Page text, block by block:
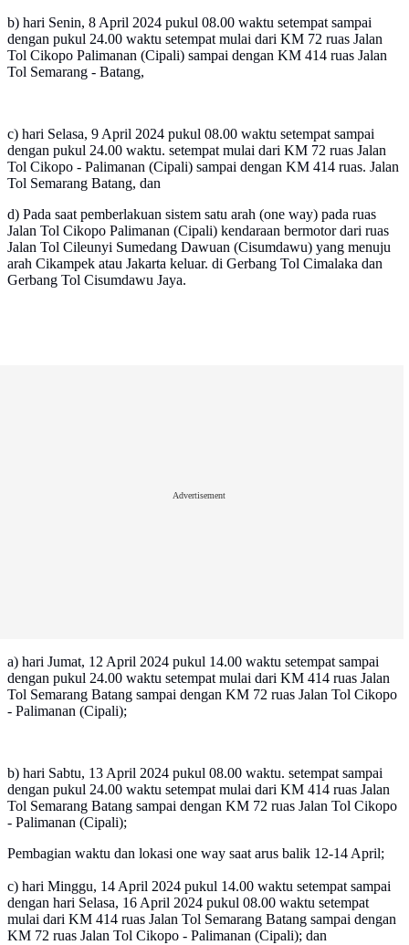
b) hari Senin, 8 April 2024 pukul 08.00 waktu setempat sampai
dengan pukul 24.00 waktu setempat mulai dari KM 72 ruas Jalan
Tol Cikopo Palimanan (Cipali) sampai dengan KM 414 ruas Jalan
Tol Semarang - Batang,
c) hari Selasa, 9 April 2024 pukul 08.00 waktu setempat sampai
dengan pukul 24.00 waktu. setempat mulai dari KM 72 ruas Jalan
Tol Cikopo - Palimanan (Cipali) sampai dengan KM 414 ruas. Jalan
Tol Semarang Batang, dan
d) Pada saat pemberlakuan sistem satu arah (one way) pada ruas
Jalan Tol Cikopo Palimanan (Cipali) kendaraan bermotor dari ruas
Jalan Tol Cileunyi Sumedang Dawuan (Cisumdawu) yang menuju
arah Cikampek atau Jakarta keluar. di Gerbang Tol Cimalaka dan
Gerbang Tol Cisumdawu Jaya.
Advertisement
a) hari Jumat, 12 April 2024 pukul 14.00 waktu setempat sampai
dengan pukul 24.00 waktu setempat mulai dari KM 414 ruas Jalan
Tol Semarang Batang sampai dengan KM 72 ruas Jalan Tol Cikopo
- Palimanan (Cipali);
b) hari Sabtu, 13 April 2024 pukul 08.00 waktu. setempat sampai
dengan pukul 24.00 waktu setempat mulai dari KM 414 ruas Jalan
Tol Semarang Batang sampai dengan KM 72 ruas Jalan Tol Cikopo
- Palimanan (Cipali);
Pembagian waktu dan lokasi one way saat arus balik 12-14 April;
c) hari Minggu, 14 April 2024 pukul 14.00 waktu setempat sampai
dengan hari Selasa, 16 April 2024 pukul 08.00 waktu setempat
mulai dari KM 414 ruas Jalan Tol Semarang Batang sampai dengan
KM 72 ruas Jalan Tol Cikopo - Palimanan (Cipali); dan